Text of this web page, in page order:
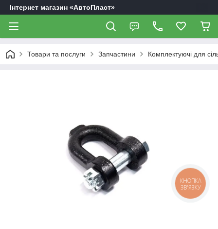
Інтернет магазин «АвтоПласт»
Товари та послуги Запчастини Комплектуючі для
КНОПКА
ЗВ'ЯЗКУ